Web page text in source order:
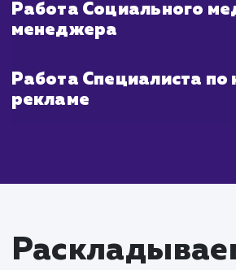
Что входит в
услуги
молодых
Работа SEO-
идентификации